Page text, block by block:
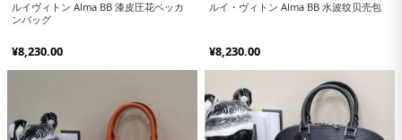
ルイヴィトン Alma BB 漆皮圧花ベッカ
ンバッグ
¥8,230.00
ルイ・ヴィトン Alma BB 水波纹贝壳包
¥8,230.00